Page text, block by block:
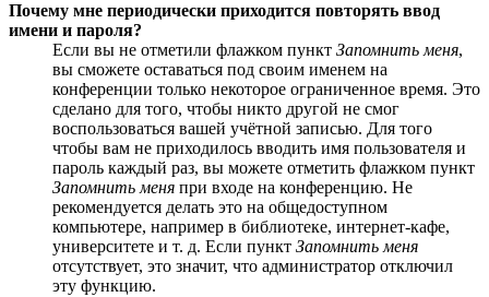
Почему мне периодически приходится повторять ввод
имени и пароля?
Если вы не отметили флажком пункт Запомнить меня,
вы сможете оставаться под своим именем на
конференции только некоторое ограниченное время. Это
сделано для того, чтобы никто другой не смог
воспользоваться вашей учётной записью. Для того
чтобы вам не приходилось вводить имя пользователя и
пароль каждый раз, вы можете отметить флажком пункт
Запомнить меня при входе на конференцию. Не
рекомендуется делать это на общедоступном
компьютере, например в библиотеке, интернет-кафе,
университете и т. д. Если пункт Запомнить меня
отсутствует, это значит, что администратор отключил
эту функцию.